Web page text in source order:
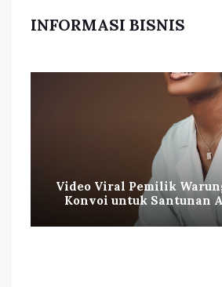
INFORMASI BISNIS
Video Viral Pemilik
Konvoi untuk Santunan